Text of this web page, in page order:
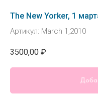
The New Yorker, 1
Артикул: March 1,2010
3500,00 ₽